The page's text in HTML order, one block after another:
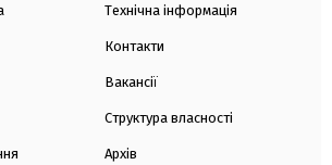
Технічна інформація
Контакти
Вакансії
Структура власності
Архів